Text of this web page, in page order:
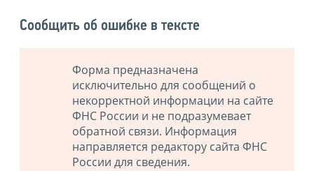
Сообщить об ошибке в тексте
Форма предназначена
исключительно для сообщений о
некорректной информации на сайте
ФНС России и не подразумевает
обратной связи. Информация
направляется редактору сайта ФНС
России для сведения.